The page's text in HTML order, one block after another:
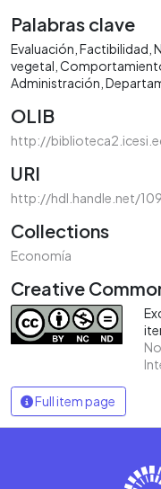
Palabras clave
Evaluación Factibilidad
vegetal
Administración
OLIB
http://
URI
http://hdl.handle.net/
Collections
Economía
Creative
Full item page